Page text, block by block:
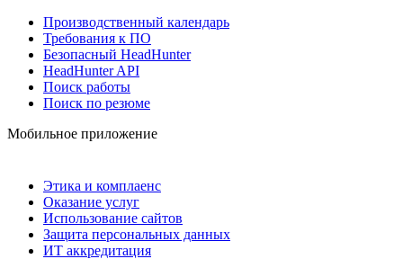
Производственный календарь
Требования к ПО
Безопасный HeadHunter
HeadHunter API
Поиск работы
Поиск по резюме
Мобильное приложение
Этика и комплаенс
Оказание услуг
Использование сайтов
Защита персональных данных
ИТ аккредитация